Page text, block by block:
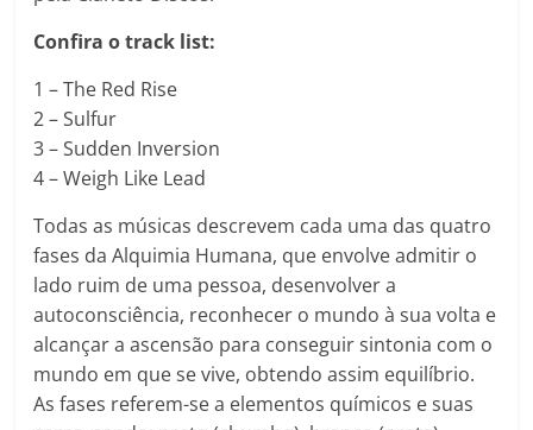
Confira o track list:
1 – The Red Rise
2 – Sulfur
3 – Sudden Inversion
4 – Weigh Like Lead
Todas as músicas descrevem cada uma das quatro
fases da Alquimia Humana, que envolve admitir o
lado ruim de uma pessoa, desenvolver a
autoconsciência, reconhecer o mundo à sua volta e
alcançar a ascensão para conseguir sintonia com o
mundo em que se vive, obtendo assim equilíbrio.
As fases referem-se a elementos químicos e suas